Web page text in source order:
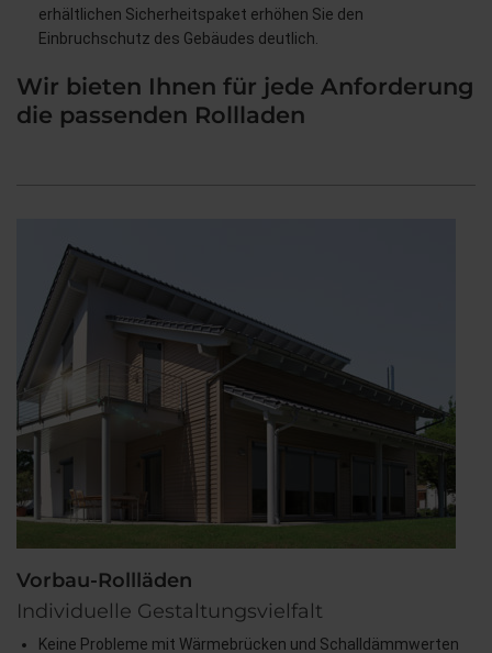
erhältlichen Sicherheitspaket erhöhen Sie den
Einbruchschutz des Gebäudes deutlich.
Wir bieten Ihnen für jede Anforderung
die passenden Rollladen
Vorbau-Rollläden
Individuelle Gestaltungsvielfalt
Keine Probleme mit Wärmebrücken und Schalldämmwerten